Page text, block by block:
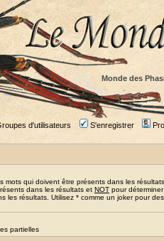
Monde des
d'utilisateurs S'enregistrer
mots qui doivent être présents dans les
dans les résultats et NOT pour
les résultats. Utilisez * comme un joker pour des
partielles